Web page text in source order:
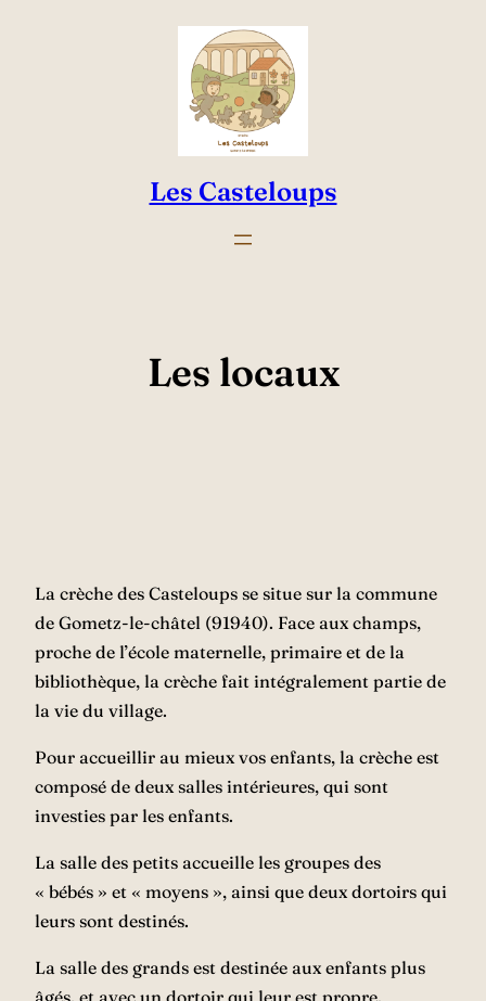
Les Casteloups
Les locaux
La crèche des Casteloups se situe sur la commune
de Gometz-le-châtel (91940). Face aux champs,
proche de l’école maternelle, primaire et de la
bibliothèque, la crèche fait intégralement partie de
la vie du village.
Pour accueillir au mieux vos enfants, la crèche est
composé de deux salles intérieures, qui sont
investies par les enfants.
La salle des petits accueille les groupes des
« bébés » et « moyens », ainsi que deux dortoirs qui
leurs sont destinés.
La salle des grands est destinée aux enfants plus